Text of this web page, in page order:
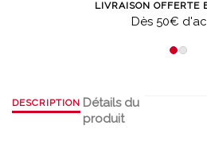
LIVRAISON OFFERTE
Dès 50€
DESCRIPTION Détails du
produit